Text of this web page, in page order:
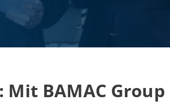
Mit BAMAC